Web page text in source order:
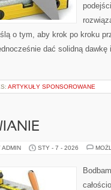
o tym, aby krok po kroku
dać solidną
ARTYKUŁY SPONSOROWANE
ADMIN STY - 7 - 2026